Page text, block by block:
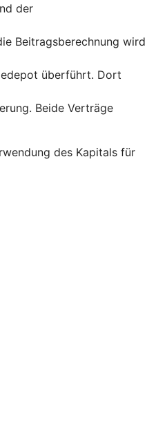
der
Beitragsberechnung wird
überführt. Dort
Beide Verträge
des Kapitals für